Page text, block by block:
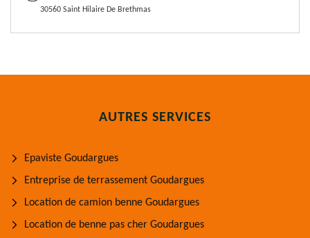
30560 Saint Hilaire De Brethmas
AUTRES SERVICES
Epaviste Goudargues
Entreprise de terrassement Goudargues
Location de camion benne Goudargues
Location de benne pas cher Goudargues